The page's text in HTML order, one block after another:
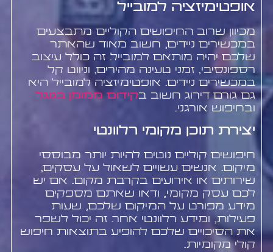
אופטימיזציה למובייל
מכיוון שרוב החיפושים הקוליים מתבצעים
במכשירים ניידים, חשוב מאוד שהאתר
שלכם יהיה מותאם למובייל. זה כולל עיצוב
רספונסיבי, זמני טעינה מהירים, וניווט קל
במכשירים ניידים. אופטימיזציה למובייל היא
גם גורם דירוג חשוב בקידום ממומן בגוגל
ובחיפוש אורגני.
יצירת תוכן מקומי רלוונטי
חיפושים קוליים נוטים להיות יותר מבוססי
מיקום. אנשים עשויים לשאול על עסקים,
שירותים או אירועים בקרבת מקום. אם יש
לכם עסק מקומי, ודאו שאתם מספקים
מידע מפורט על המיקום שלכם, שעות
פעילות, ומידע רלוונטי אחר. זה יכול לשפר
את הסיכויים שלכם להופיע בתוצאות חיפוש
קולי מקומיות.